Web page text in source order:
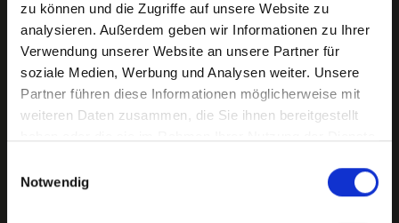
zu können und die Zugriffe auf unsere Website zu
analysieren. Außerdem geben wir Informationen zu Ihrer
Verwendung unserer Website an unsere Partner für
soziale Medien, Werbung und Analysen weiter. Unsere
Partner führen diese Informationen möglicherweise mit
weiteren Daten zusammen, die Sie ihnen bereitgestellt
Notwendig
Die Wohngegend östlich der Innenstadt ist durch einen
kleinen Park mit Brunnen und Spielplatz, gute Infrastruktur
sowie die Nähe zum Münchner Zentrum attraktiv. Diese
Faktoren erhöhen die Nachfrage nach Immobilien in
dieser Region.